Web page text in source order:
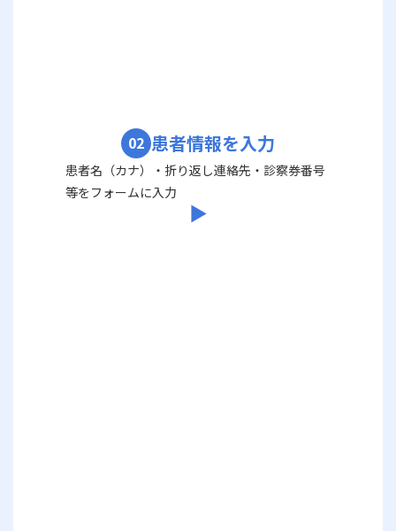
02 患者情報を入力
患者名（カナ）・折り返し連絡先・診察券番号
等をフォームに入力